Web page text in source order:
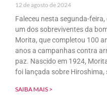
12 de agosto de 2024
Faleceu nesta segunda-
um dos sobreviventes da
Morita, que completou 100
anos a campanhas contra
paz. Nascido em 1924,
foi lançada sobre Hiroshima,
SAIBA MAIS >